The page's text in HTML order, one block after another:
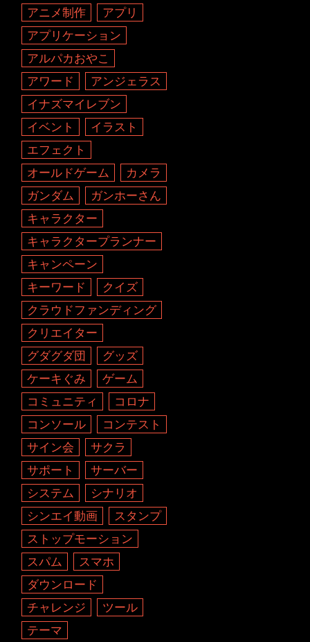
アニメ制作
アプリ
アプリケーション
アルパカおやこ
アワード
アンジェラス
イナズマイレブン
イベント
イラスト
エフェクト
オールドゲーム
カメラ
ガンダム
ガンホーさん
キャラクター
キャラクタープランナー
キャンペーン
キーワード
クイズ
クラウドファンディング
クリエイター
グダグダ団
グッズ
ケーキぐみ
ゲーム
コミュニティ
コロナ
コンソール
コンテスト
サイン会
サクラ
サポート
サーバー
システム
シナリオ
シンエイ動画
スタンプ
ストップモーション
スパム
スマホ
ダウンロード
チャレンジ
ツール
テーマ